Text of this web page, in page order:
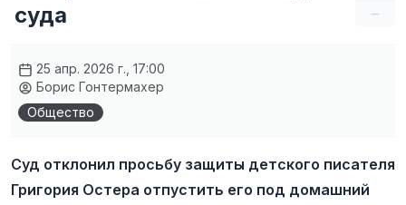
–
суда
25 апр. 2026 г., 17:00
Борис Гонтермахер
Общество
Суд отклонил просьбу защиты детского писателя
Григория Остера отпустить его под домашний